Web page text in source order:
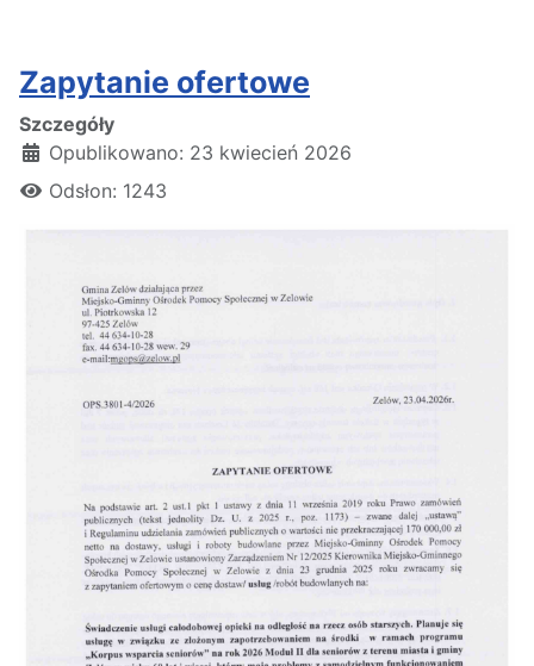
Zapytanie ofertowe
Szczegóły
Opublikowano: 23 kwiecień 2026
Odsłon: 1243